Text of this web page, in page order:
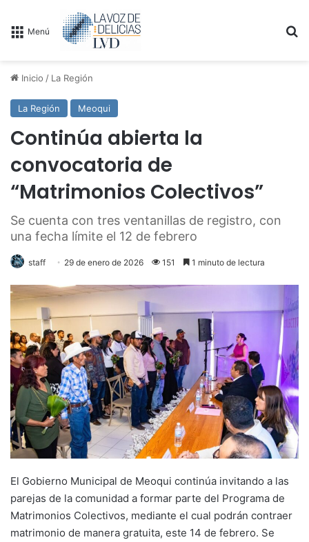
Menú
Inicio / La Región
La Región Meoqui
Continúa abierta la
convocatoria de
“Matrimonios Colectivos”
Se cuenta con tres ventanillas de registro, con
una fecha límite el 12 de febrero
staff 29 de enero de 2026 151 1 minuto de lectura
El Gobierno Municipal de Meoqui continúa invitando a las
parejas de la comunidad a formar parte del Programa de
Matrimonios Colectivos, mediante el cual podrán contraer
matrimonio de manera gratuita, este 14 de febrero. Se